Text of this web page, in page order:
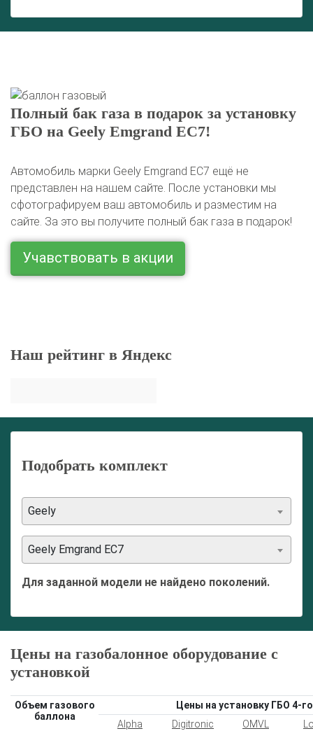
Полный бак газа в подарок за установку
ГБО на Geely Emgrand EC7!
Автомобиль марки Geely Emgrand EC7 ещё не
представлен на нашем сайте. После установки мы
сфотографируем ваш автомобиль и разместим на
сайте. За это вы получите полный бак газа в подарок!
Учавствовать в акции
Наш рейтинг в Яндекс
Подобрать комплект
Geely
Geely Emgrand EC7
Для заданной модели не найдено поколений.
Цены на газобалонное оборудование с
установкой
Объем газового
баллона
Цены на установку ГБО 4-
Alpha
Digitronic OMVL